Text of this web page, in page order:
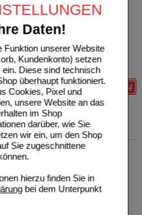
Daten!
Funktion unserer Website
Kundenkonto) setzen
Diese sind technisch
überhaupt funktioniert.
Cookies, Pixel und
unsere Website an das
im Shop
darüber, wie Sie
wir ein, um den Shop
Sie zugeschnittene
hierzu finden Sie in
bei dem Unterpunkt
UVP**
Sie sparen 15,82 €
Grundpreis
14,81 €
MHD:
Details
Nuss Trinkflasche
UVP**
Unser Preis
Sie sparen